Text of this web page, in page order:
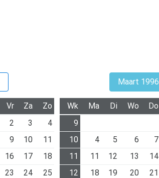
Vr Za
Zo
2 3
4
9 10
11
16 17
18
23 24
25
Maart 1996
Wk Ma Di Wo Do
9
10
4 5 6 7
11
11 12 13 14
12
18 19 20 21